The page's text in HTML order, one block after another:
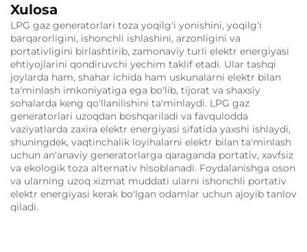
Xulosa
LPG gaz generatorlari toza yoqilg'i yonishini, yoqilg'i
barqarorligini, ishonchli ishlashini, arzonligini va
portativligini birlashtirib, zamonaviy turli elektr energiyasi
ehtiyojlarini qondiruvchi yechim taklif etadi. Ular tashqi
joylarda ham, shahar ichida ham uskunalarni elektr bilan
ta'minlash imkoniyatiga ega bo'lib, tijorat va shaxsiy
sohalarda keng qo'llanilishini ta'minlaydi. LPG gaz
generatorlari uzoqdan boshqariladi va favqulodda
vaziyatlarda zaxira elektr energiyasi sifatida yaxshi ishlaydi,
shuningdek, vaqtinchalik loyihalarni elektr bilan ta'minlash
uchun an'anaviy generatorlarga qaraganda portativ, xavfsiz
va ekologik toza alternativ hisoblanadi. Foydalanishga oson
va ularning uzoq xizmat muddati ularni ishonchli portativ
elektr energiyasi kerak bo'lgan odamlar uchun ajoyib tanlov
qiladi.